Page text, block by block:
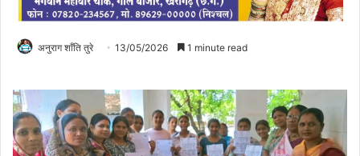
अनुराग शाँति तुरे 13/05/2026 1 minute read